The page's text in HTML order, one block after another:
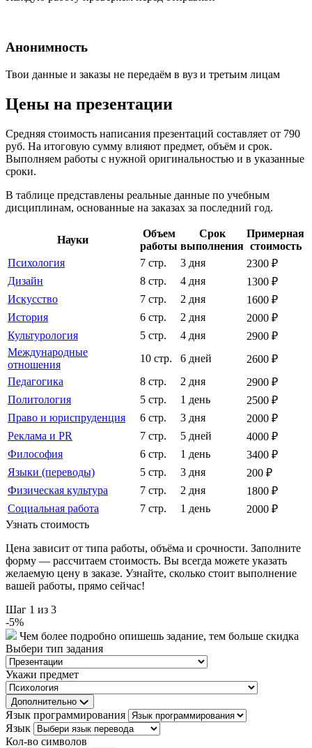
Анонимность
Твои данные и заказы не передаём в вуз и третьим лицам
Цены на презентации
Средняя стоимость написания презентаций составляет от 790
руб. На итоговую сумму влияют предмет, объём и срок.
Выполняем работы с нужной оригинальностью и в указанные
сроки.
В таблице представлены реальные данные по учебным
дисциплинам, основанные на заказах за последний год.
Науки
Объем
работы
Срок
выполнения
Примерная
стоимость
Психология
7 стр. 3 дня
2300 ₽
Дизайн
8 стр. 4 дня
1300 ₽
Искусство
7 стр. 2 дня
1600 ₽
История
6 стр. 2 дня
2000 ₽
Культурология
5 стр. 4 дня
2900 ₽
Международные
отношения
10 стр. 6 дней
2600 ₽
Педагогика
8 стр. 2 дня
2900 ₽
Политология
5 стр. 1 день
2500 ₽
Право и юриспруденция
6 стр. 3 дня
2000 ₽
Реклама и PR
7 стр. 5 дней
4000 ₽
Философия
6 стр. 1 день
3400 ₽
Языки (переводы)
5 стр. 3 дня
200 ₽
Физическая культура
7 стр. 2 дня
1800 ₽
Социальная работа
7 стр. 1 день
2000 ₽
Узнать стоимость
Цена зависит от типа работы, объёма и срочности. Заполните
форму — рассчитаем стоимость. Вы всегда можете указать
желаемую цену в заказе. Узнайте, сколько стоит выполнение
вашей работы, прямо сейчас!
Шаг 1 из 3
-5%
Чем более подробно опишешь задание, тем больше скидка
Выбери тип задания
Укажи предмет
Дополнительно
Язык программирования
Язык
Кол-во символов